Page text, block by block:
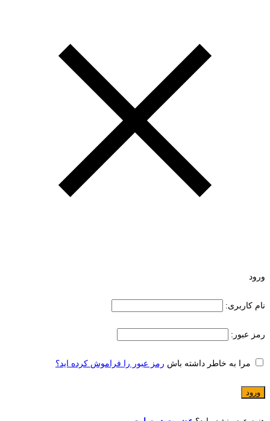
ورود
نام کاربری:
رمز عبور:
مرا به خاطر داشته باش رمز عبور را فراموش کرده اید؟